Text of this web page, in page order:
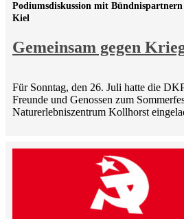
Gemeinsam gegen
Podiumsdiskussion mit
Kiel
Für Sonntag, den 26. Juli hatte die
Freunde und Genossen zum
Naturerlebniszentrum Kollhorst